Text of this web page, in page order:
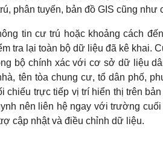
phân tuyến, bản đồ GIS cũng như
tin cư trú hoặc khoảng cách
tra lại toàn bộ dữ liệu đã kê khai.
bộ chính xác với cơ sở dữ liệu
tên tòa chung cư, tổ dân phố,
chiếu trực tiếp vị trí hiển thị trên
nên liên hệ ngay với trường
cập nhật và điều chỉnh dữ liệu.